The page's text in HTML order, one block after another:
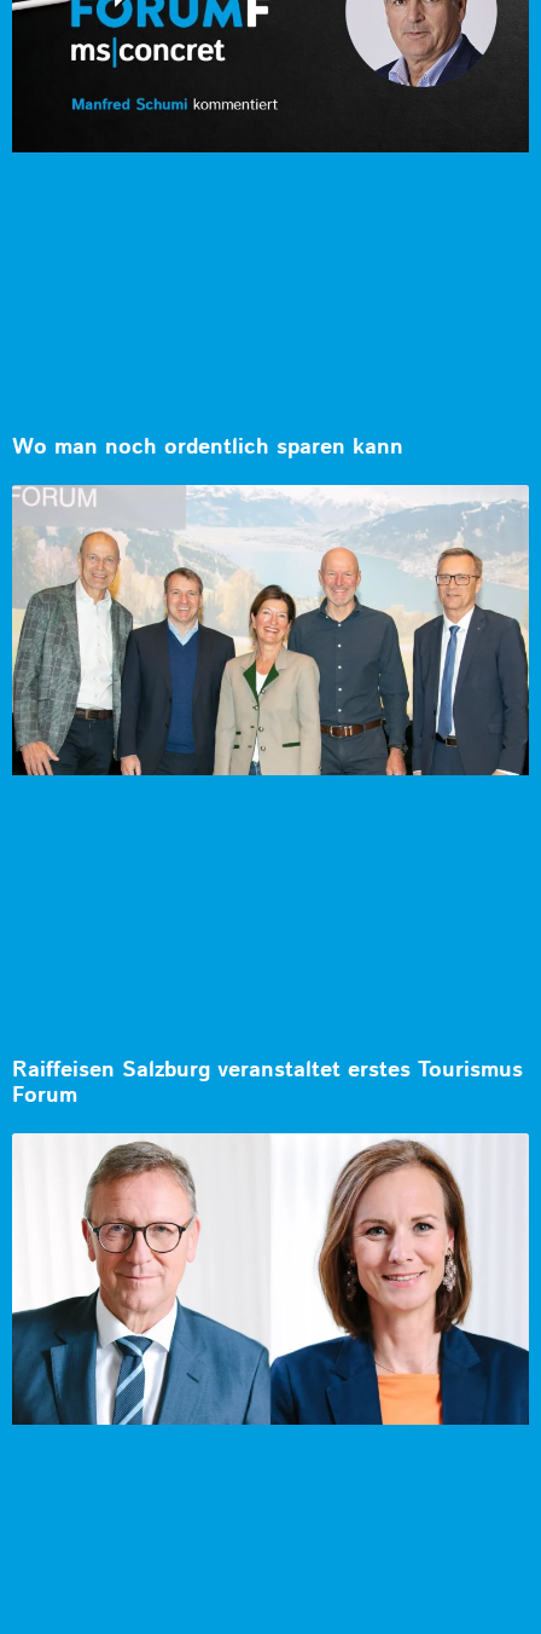
Wo man noch ordentlich sparen kann
Raiffeisen Salzburg veranstaltet erstes Tourismus
Forum